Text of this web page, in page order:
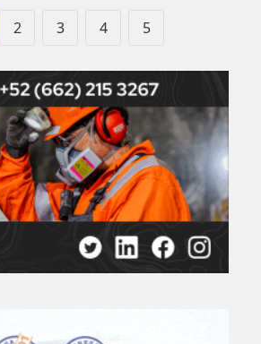
2 3 4 5